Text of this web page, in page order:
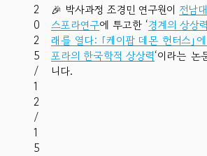
2
0
2
5
/
1
2
/
1
5
🎉 박사과정 조경민 연구원이 전남
스포라연구에 투고한 ‘경계의 상상
래를 열다: ｢케이팝 데몬 헌터스｣
포라의 한국학적 상상력‘이라는 논
니다.